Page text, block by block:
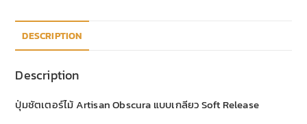
DESCRIPTION
Description
ปุ่มชัตเตอร์ไม้ Artisan Obscura แบบเกลียว Soft Release